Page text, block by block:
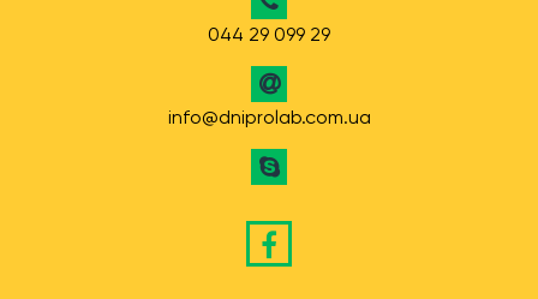
044 29 099 29
info@dniprolab.com.ua